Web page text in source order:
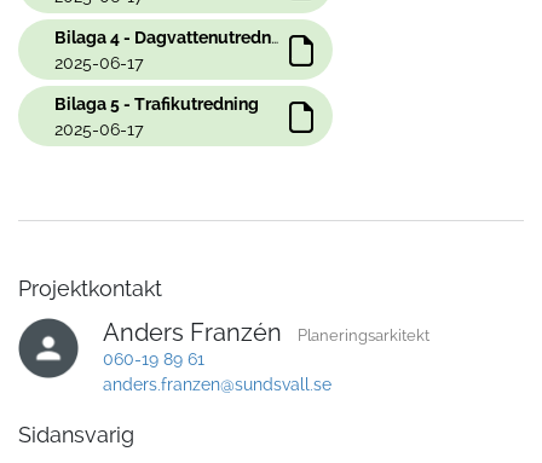
Bilaga 4 - Dagvattenutredning
2025-06-17
Bilaga 5 - Trafikutredning
2025-06-17
Projektkontakt
Anders Franzén Planeringsarkitekt
060-19 89 61
anders.franzen@sundsvall.se
Sidansvarig